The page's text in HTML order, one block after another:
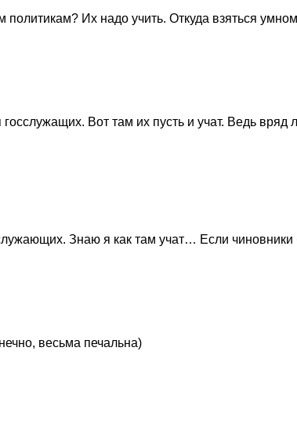
политикам? Их надо учить. Откуда взяться
Вот там их пусть и учат. Ведь вряд
Знаю я как там учат… Если чиновники
весьма печальна)